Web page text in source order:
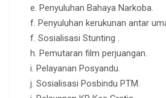
e. Penyuluhan Bahaya Narkoba.
f. Penyuluhan kerukunan antar
f. Sosialisasi Stunting .
h. Pemutaran film perjuangan.
i. Pelayanan Posyandu.
j. Sosialisasi Posbindu PTM.